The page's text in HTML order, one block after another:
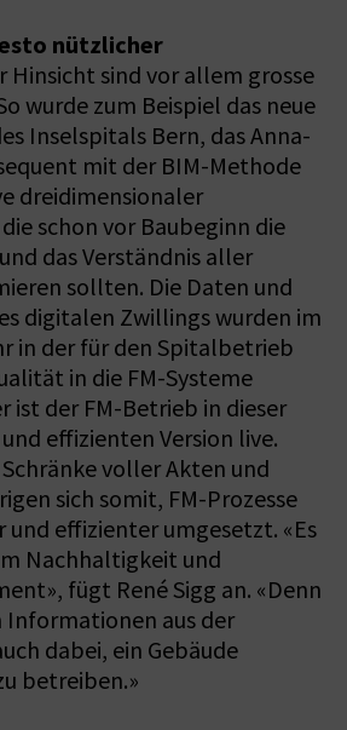
nützlicher
Hinsicht sind vor allem grosse
wurde zum Beispiel das neue
Inselspitals Bern, das Anna-
mit der BIM-Methode
dreidimensionaler
schon vor Baubeginn die
das Verständnis aller
sollten. Die Daten und
digitalen Zwillings wurden im
in der für den Spitalbetrieb
in die FM-Systeme
ist der FM-Betrieb in dieser
effizienten Version live.
voller Akten und
sich somit, FM-Prozesse
und effizienter umgesetzt. «Es
Nachhaltigkeit und
fügt René Sigg an. «Denn
aus der
dabei, ein Gebäude
betreiben.»